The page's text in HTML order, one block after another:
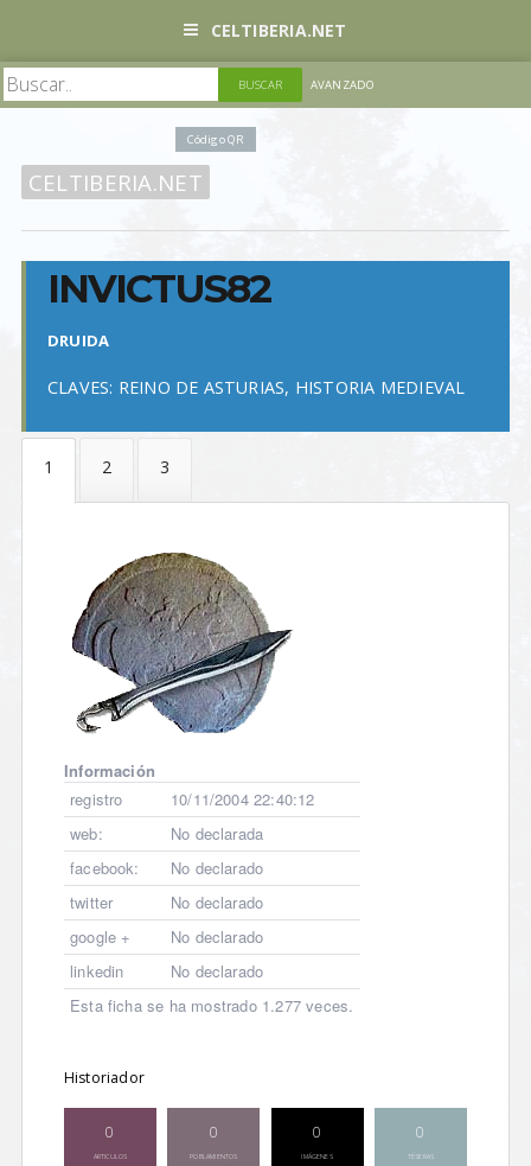
CELTIBERIA.NET
AVANZADO
Código QR
CELTIBERIA.NET
INVICTUS82
DRUIDA
CLAVES: REINO DE ASTURIAS, HISTORIA MEDIEVAL
Información
registro
10/11/2004 22:40:12
web:
No declarada
facebook:
No declarado
twitter
No declarado
google +
No declarado
linkedin
No declarado
Esta ficha se ha mostrado 1.277 veces.
Historiador
0
ARTICULOS
0
POBLAMIENTOS
0
IMÁGENES
0
TÉSERAS